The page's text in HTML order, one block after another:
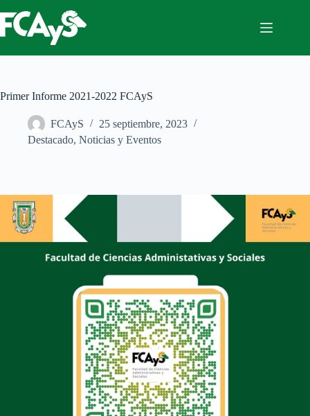
al
contenido
Primer Informe 2021-2022 FCAyS
FCAyS
25 septiembre, 2023
Destacado, Noticias y Eventos